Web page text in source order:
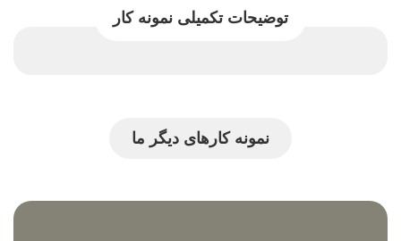
توضیحات تکمیلی نمونه کار
نمونه کارهای دیگر ما